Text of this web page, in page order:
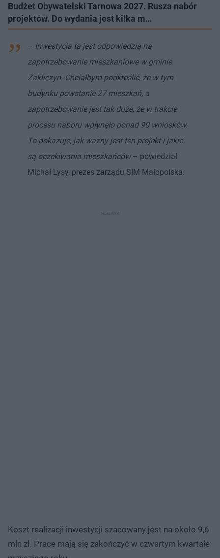
Budżet Obywatelski Tarnowa 2027. Rusza nabór
projektów. Do wydania jest kilka m…
– Inwestycja ta jest odpowiedzią na
zapotrzebowanie mieszkaniowe w gminie
Zakliczyn. Chciałbym podkreślić, że w tym
budynku powstanie 27 mieszkań, a
zapotrzebowanie jest tak duże, że w trakcie
procesu naboru wpłynęło ponad 90 wniosków.
To pokazuje, jak ważny jest ten projekt i jakie
są oczekiwania mieszkańców– powiedział
Michał Lysy, prezes zarządu SIM Małopolska.
Koszt realizacji inwestycji szacowany jest na około 9,6
mln zł. Prace mają się zakończyć w czwartym kwartale